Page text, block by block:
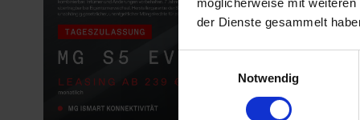
der Dienste gesammelt
Notwendig